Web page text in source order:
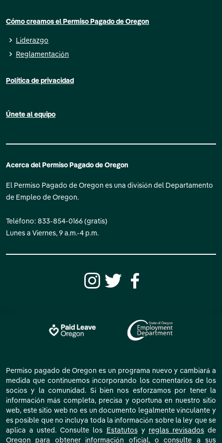
Acerca del Permiso Pagado de Oregon
El Permiso Pagado de Oregon es una división del Departamento
de Empleo de Oregon.
Teléfono: 833-854-0166 (gratis)
Lunes a Viernes, 9 a.m.-4 p.m.
Cómo creamos el Permiso Pagado de Oregon
Liderazgo
Reglamentación
Política de privacidad
Únete al equipo
Permiso pagado de Oregon es un programa nuevo y cambiará a
medida que continuemos incorporando los comentarios de los
socios y la comunidad. Si bien nos esforzamos por tener la
información más completa, precisa y oportuna en nuestro sitio
web, este sitio web no es un documento legalmente vinculante y
es posible que no incluya toda la información sobre la ley que se
aplica a usted. Consulte los Estatutosy reglas revisadosde
Oregon para obtener información oficial, o consulte a sus